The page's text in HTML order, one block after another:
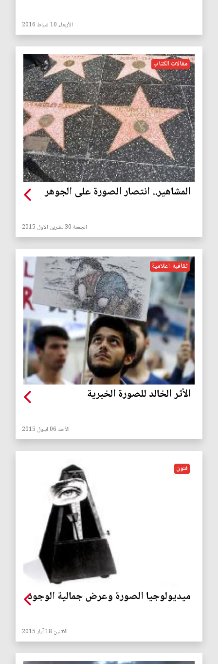
الأربعاء 10 شباط 2016
مقالات الكتاب
المشاهير.. انتصار الصورة على الجوهر
الجمعة 30 تشرين الاول 2015
ثقافية-اعلامية
الأثر الخالد للصورة الخبرية
الأحد 06 ايلول 2015
فنون
ميديولوجيا الصورة وعرض جمالية الوجود
الأثنين 18 آيار 2015